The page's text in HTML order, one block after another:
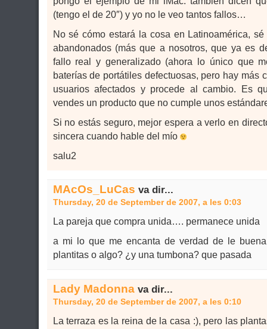
(tengo el de 20″) y yo no le veo tantos fallos…
No sé cómo estará la cosa en Latinoamérica,
abandonados (más que a nosotros, que ya es
fallo real y generalizado (ahora lo único que
baterías de portátiles defectuosas, pero hay más
usuarios afectados y procede al cambio. Es
vendes un producto que no cumple unos
Si no estás seguro, mejor espera a verlo en
sincera cuando hable del mío
salu2
MAcOs_LuCas va dir...
Thursday, 20 de September de 2007, a les 0:03
La pareja que compra unida…. permanece unida
a mi lo que me encanta de verdad de le
plantitas o algo? ¿y una tumbona? que pasada
Lady Madonnava dir...
Thursday, 20 de September de 2007, a les 0:10
La terraza es la reina de la casa :), pero las